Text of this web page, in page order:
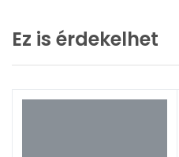
Ez is érdekelhet